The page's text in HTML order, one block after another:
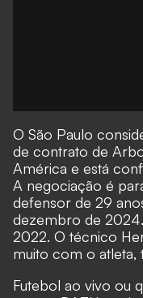
O São Paulo
de contrato de
América e está
A negociação é
defensor de 29
dezembro de
2022. O técnico
muito com o atleta,
Futebol ao vivo ou